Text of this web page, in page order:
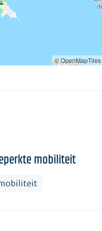
© OpenMapTiles
mobiliteit